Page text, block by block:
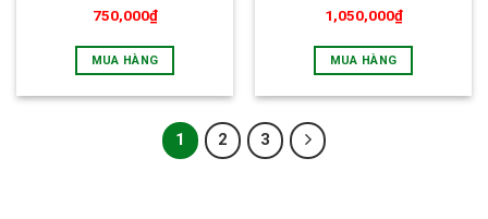
750,000₫
MUA HÀNG
1,050,000₫
MUA HÀNG
1 2 3